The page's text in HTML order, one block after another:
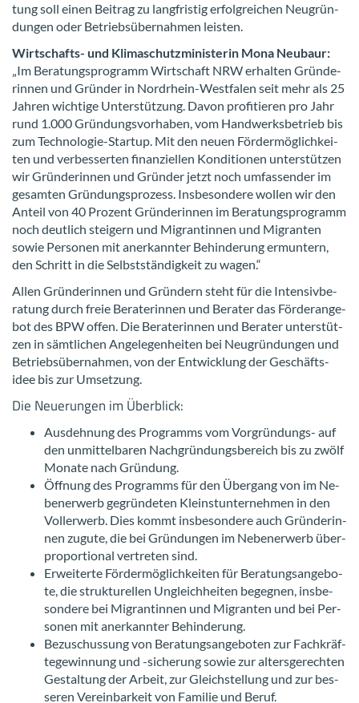
tung soll einen Bei­trag zu lang­fris­tig er­folg­rei­chen Neu­grün­
dun­gen oder Be­triebs­über­nah­men leis­ten.
Wirtschafts-​ und Kli­ma­schutz­mi­nis­te­rin Mona Neu­baur:
„Im Be­ra­tungs­pro­gramm Wirt­schaft NRW er­hal­ten Grün­de­
rin­nen und Grün­der in Nordrhein-​Westfalen seit mehr als 25
Jah­ren wich­ti­ge Un­ter­stüt­zung. Davon pro­fi­tie­ren pro Jahr
rund 1.000 Grün­dungs­vor­ha­ben, vom Hand­werks­be­trieb bis
zum Technologie-​Startup. Mit den neuen För­der­mög­lich­kei­
ten und ver­bes­ser­ten fi­nan­zi­el­len Kon­di­tio­nen un­ter­stüt­zen
wir Grün­de­rin­nen und Grün­der jetzt noch um­fas­sen­der im
ge­sam­ten Grün­dungs­pro­zess. Ins­be­son­de­re wol­len wir den
An­teil von 40 Pro­zent Grün­de­rin­nen im Be­ra­tungs­pro­gramm
noch deut­lich stei­gern und Mi­gran­tin­nen und Mi­gran­ten
sowie Per­so­nen mit an­er­kann­ter Be­hin­de­rung er­mun­tern,
den Schritt in die Selbst­stän­dig­keit zu wagen.“
Allen Grün­de­rin­nen und Grün­dern steht für die In­ten­siv­be­
ra­tung durch freie Be­ra­te­rin­nen und Be­ra­ter das För­der­an­ge­
bot des BPW offen. Die Be­ra­te­rin­nen und Be­ra­ter un­ter­stüt­
zen in sämt­li­chen An­ge­le­gen­hei­ten bei Neu­grün­dun­gen und
Be­triebs­über­nah­men, von der Ent­wick­lung der Ge­schäfts­
idee bis zur Um­set­zung.
Die Neue­run­gen im Über­blick:
Aus­deh­nung des Pro­gramms vom Vorgründungs-​ auf
den un­mit­tel­ba­ren Nach­grün­dungs­be­reich bis zu zwölf
Mo­na­te nach Grün­dung.
Öff­nung des Pro­gramms für den Über­gang von im Ne­
ben­er­werb ge­grün­de­ten Kleinst­un­ter­neh­men in den
Voll­erwerb. Dies kommt ins­be­son­de­re auch Grün­de­rin­
nen zu­gu­te, die bei Grün­dun­gen im Ne­ben­er­werb über­
pro­por­tio­nal ver­tre­ten sind.
Er­wei­ter­te För­der­mög­lich­kei­ten für Be­ra­tungs­an­ge­bo­
te, die struk­tu­rel­len Un­gleich­hei­ten be­geg­nen, ins­be­
son­de­re bei Mi­gran­tin­nen und Mi­gran­ten und bei Per­
so­nen mit an­er­kann­ter Be­hin­de­rung.
Be­zu­schus­sung von Be­ra­tungs­an­ge­bo­ten zur Fach­kräf­
te­ge­win­nung und -​sicherung sowie zur al­ters­ge­rech­ten
Ge­stal­tung der Ar­beit, zur Gleich­stel­lung und zur bes­
se­ren Ver­ein­bar­keit von Fa­mi­lie und Beruf.